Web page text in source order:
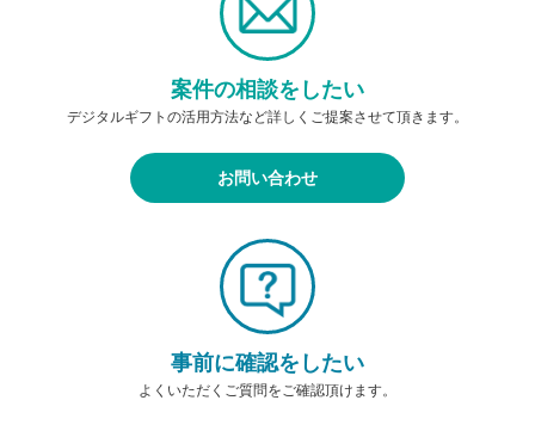
案件の相談をしたい
デジタルギフトの活用方法など詳しくご提案させて頂きます。
お問い合わせ
事前に確認をしたい
よくいただくご質問をご確認頂けます。